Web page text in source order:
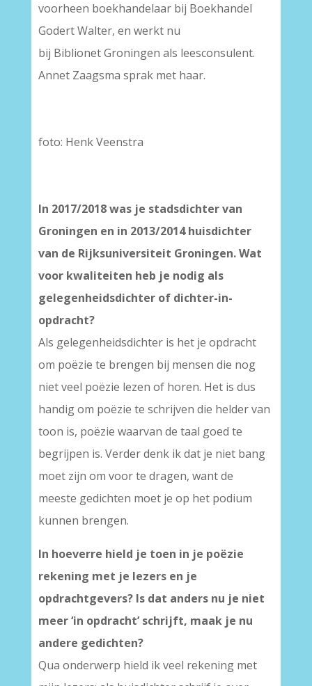
voorheen boekhandelaar bij Boekhandel
Godert Walter, en werkt nu
bij Biblionet Groningen als leesconsulent.
Annet Zaagsma sprak met haar.
foto: Henk Veenstra
In 2017/2018 was je stadsdichter van
Groningen en in 2013/2014 huisdichter
van de Rijksuniversiteit Groningen. Wat
voor kwaliteiten heb je nodig als
gelegenheidsdichter of dichter-in-
opdracht?
Als gelegenheidsdichter is het je opdracht
om poëzie te brengen bij mensen die nog
niet veel poëzie lezen of horen. Het is dus
handig om poëzie te schrijven die helder van
toon is, poëzie waarvan de taal goed te
begrijpen is. Verder denk ik dat je niet bang
moet zijn om voor te dragen, want de
meeste gedichten moet je op het podium
kunnen brengen.
In hoeverre hield je toen in je poëzie
rekening met je lezers en je
opdrachtgevers? Is dat anders nu je niet
meer ‘in opdracht’ schrijft, maak je nu
andere gedichten?
Qua onderwerp hield ik veel rekening met